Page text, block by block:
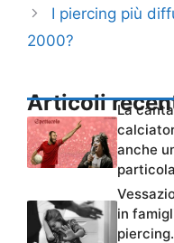
I piercing più
2000?
Articoli
La
anche
in